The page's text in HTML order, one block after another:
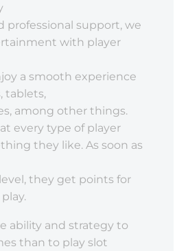
professional support, we
with player
a smooth experience
tablets,
among other things.
every type of player
they like. As soon as
they get points for
ability and strategy to
than to play slot